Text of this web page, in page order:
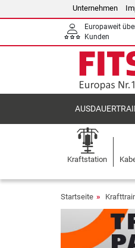
Unternehmen
Europaweit
Kunden
Kraftstation
Startseite